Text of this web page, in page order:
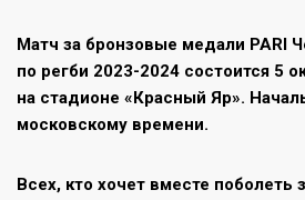
Матч за бронзовые медали PARI
по регби 2023-2024 состоится 5
на стадионе «Красный Яр».
московскому времени.
Всех, кто хочет вместе поболеть